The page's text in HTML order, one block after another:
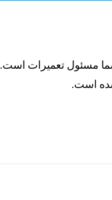
مسئول تعمیرات است.
شده است.